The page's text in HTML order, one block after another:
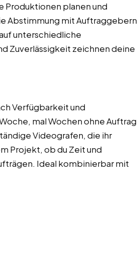
Produktionen planen und
Abstimmung mit Auftraggebern
unterschiedliche
Zuverlässigkeit zeichnen deine
Verfügbarkeit und
mal Wochen ohne Auftrag
Videografen, die ihr
Projekt, ob du Zeit und
Ideal kombinierbar mit